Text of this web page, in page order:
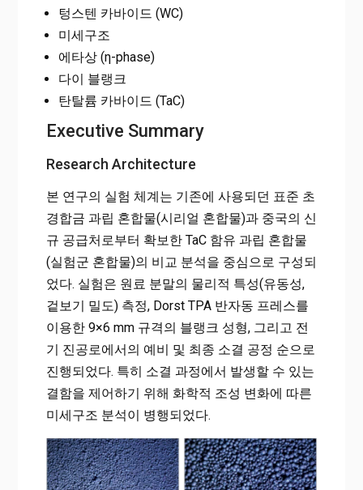
텅스텐 카바이드 (WC)
미세구조
에타상 (η-phase)
다이 블랭크
탄탈륨 카바이드 (TaC)
Executive Summary
Research Architecture
본 연구의 실험 체계는 기존에 사용되던 표준 초
경합금 과립 혼합물(시리얼 혼합물)과 중국의 신
규 공급처로부터 확보한 TaC 함유 과립 혼합물
(실험군 혼합물)의 비교 분석을 중심으로 구성되
었다. 실험은 원료 분말의 물리적 특성(유동성,
겉보기 밀도) 측정, Dorst TPA 반자동 프레스를
이용한 9×6 mm 규격의 블랭크 성형, 그리고 전
기 진공로에서의 예비 및 최종 소결 공정 순으로
진행되었다. 특히 소결 과정에서 발생할 수 있는
결함을 제어하기 위해 화학적 조성 변화에 따른
미세구조 분석이 병행되었다.